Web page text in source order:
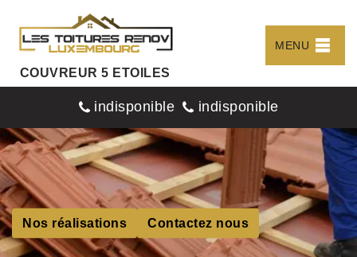
COUVREUR 5 ETOILES
MENU
indisponible indisponible
Nos réalisations Contactez nous